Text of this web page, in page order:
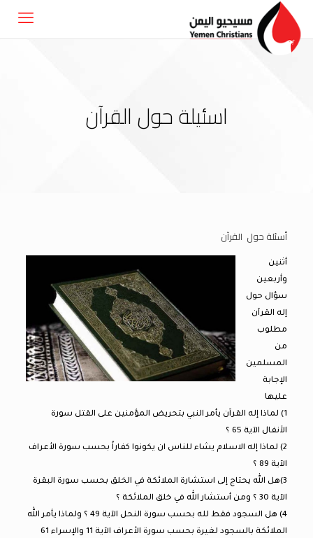
اسئيلة حول القرآن
أسئلة حول القرآن
أثنين
وأربعين
سؤال حول
إله القرآن
مطلوب
من
المسلمين
الإجابة
عليها
1) لماذا إله القرآن يأمر النبي بتحريض المؤمنين على القتل سورة
الأنفال الآية 65 ؟
2) لماذا إله الاسلام يشاء للناس ان يكونوا كفاراً بحسب سورة الأعراف
الآية 89 ؟
3)هل الله يحتاج إلى استشارة الملائكة في الخلق بحسب سورة البقرة
الآية 30 ؟ ومن أستشار الله في خلق الملائكة ؟
4) هل السجود فقط لله بحسب سورة النحل الآية 49 ؟ ولماذا يأمر الله
الملائكة بالسجود لغيرة بحسب سورة الأعراف الآية 11 والإسراء 61